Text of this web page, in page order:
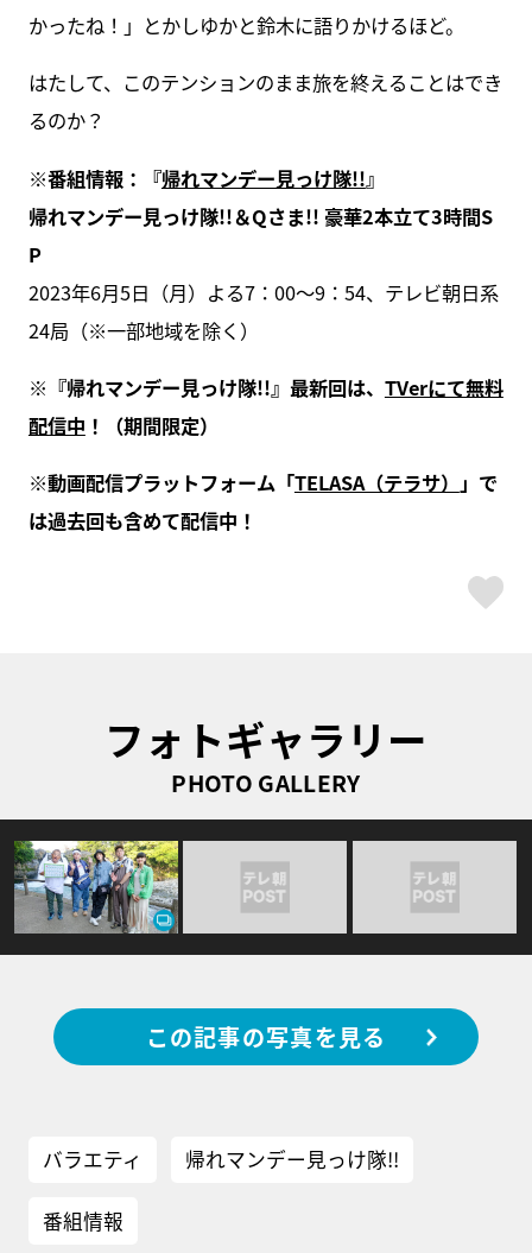
かったね！」とかしゆかと鈴木に語りかけるほど。
はたして、このテンションのまま旅を終えることはでき
るのか？
※番組情報：『帰れマンデー見っけ隊!!』
帰れマンデー見っけ隊!!＆Qさま!! 豪華2本立て3時間S
P
2023年6月5日（月）よる7：00～9：54、テレビ朝日系
24局（※一部地域を除く）
※『帰れマンデー見っけ隊!!』最新回は、 TVerにて無料
配信中 ！（期間限定）
※動画配信プラットフォーム「TELASA（テラサ） 」で
は過去回も含めて配信中！
フォトギャラリー
PHOTO GALLERY
この記事の写真を見る
バラエティ 帰れマンデー見っけ隊!!
番組情報